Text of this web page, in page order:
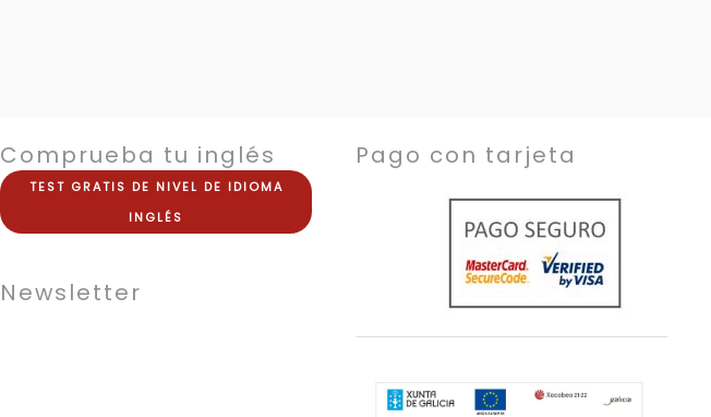
Comprueba tu inglés
TEST GRATIS DE NIVEL DE IDIOMA
INGLÉS
Newsletter
Pago con tarjeta